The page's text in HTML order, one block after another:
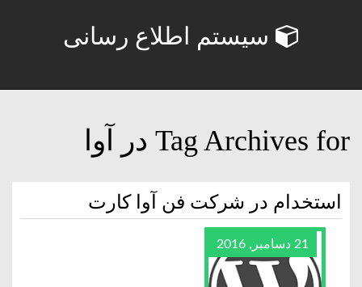
سیستم اطلاع رسانی
Tag Archives for در آوا
استخدام در شرکت فن آوا کارت
21 دسامبر, 2016